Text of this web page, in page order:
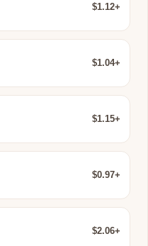
$1.12+
$1.04+
$1.15+
$0.97+
$2.06+